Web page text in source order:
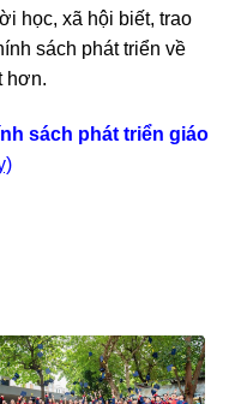
học, xã hội biết, trao
sách phát triển về
hơn.
sách phát triển giáo